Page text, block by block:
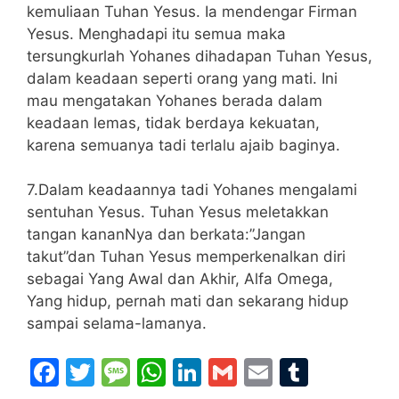
kemuliaan Tuhan Yesus. Ia mendengar Firman
Yesus. Menghadapi itu semua maka
tersungkurlah Yohanes dihadapan Tuhan Yesus,
dalam keadaan seperti orang yang mati. Ini
mau mengatakan Yohanes berada dalam
keadaan lemas, tidak berdaya kekuatan,
karena semuanya tadi terlalu ajaib baginya.
7.Dalam keadaannya tadi Yohanes mengalami
sentuhan Yesus. Tuhan Yesus meletakkan
tangan kananNya dan berkata:”Jangan
takut”dan Tuhan Yesus memperkenalkan diri
sebagai Yang Awal dan Akhir, Alfa Omega,
Yang hidup, pernah mati dan sekarang hidup
sampai selama-lamanya.
F
T
M W Li G
E